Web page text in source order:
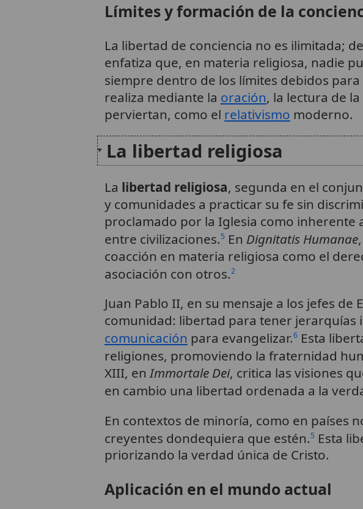
Límites y formación de la
La libertad de conciencia no es ilimitada;
enfatiza que, en materia religiosa, nadie
siempre dentro de los límites debidos
realiza mediante la oración, la lectura de
perviertan, como el relativismo moderno.
La libertad religiosa
La libertad religiosa, segunda en el
y comunidades a practicar su fe sin
proclamado por la Iglesia como inherente
entre civilizaciones.5En Dignitatis Humanae
coacción en materia religiosa como el
asociación con otros.2
Juan Pablo II, en su mensaje a los jefes
comunidad: libertad para tener
comunicación para evangelizar.6Esta
religiones, promoviendo la fraternidad
XIII, enImmortale Dei, critica las visiones
en cambio una libertad ordenada a la
En contextos de minoría, como en países
creyentes dondequiera que estén.5Esta
priorizando la verdad única de Cristo.
Aplicación en el mundo actual